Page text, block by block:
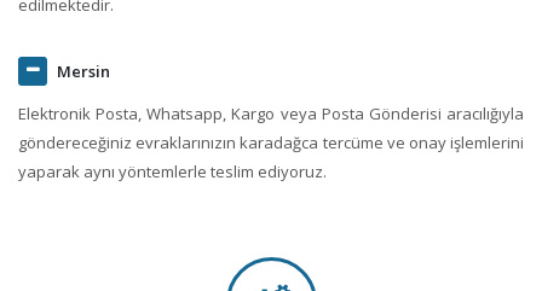
edilmektedir.
Mersin
Elektronik Posta, Whatsapp, Kargo veya Posta Gönderisi aracılığıyla
göndereceğiniz evraklarınızın karadağca tercüme ve onay işlemlerini
yaparak aynı yöntemlerle teslim ediyoruz.